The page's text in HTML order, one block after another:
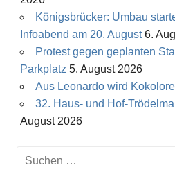
Königsbrücker: Umbau
Infoabend am 20. August 6.
Protest gegen geplanten
Parkplatz 5. August 2026
Aus Leonardo wird
32. Haus- und Hof-
August 2026